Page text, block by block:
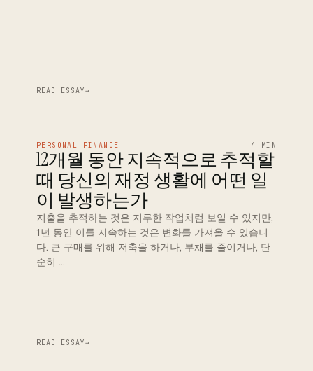
READ ESSAY→
PERSONAL FINANCE 4 MIN
12개월 동안 지속적으로 추적할
때 당신의 재정 생활에 어떤 일
이 발생하는가
지출을 추적하는 것은 지루한 작업처럼 보일 수 있지만,
1년 동안 이를 지속하는 것은 변화를 가져올 수 있습니
다. 큰 구매를 위해 저축을 하거나, 부채를 줄이거나, 단
순히 …
READ ESSAY→